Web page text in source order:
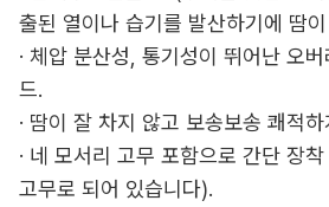
출된 열이나 습기를 발산하기에 땀
· 체압 분산성, 통기성이 뛰어난 오
드.
· 땀이 잘 차지 않고 보송보송 쾌적
· 네 모서리 고무 포함으로 간단 장
고무로 되어 있습니다).